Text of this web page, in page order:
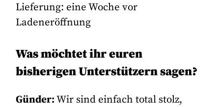
Lieferung: eine Woche vor
Ladeneröffnung
Was möchtet ihr euren
bisherigen Unterstützern sagen?
Günder:Wir sind einfach total stolz,